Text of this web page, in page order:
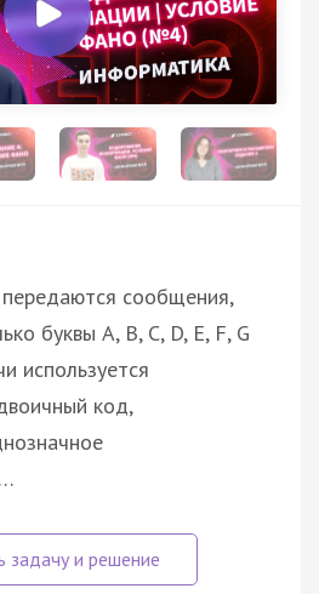
сообщения,
буквы A, B, C, D, E, F, G
используется
код,